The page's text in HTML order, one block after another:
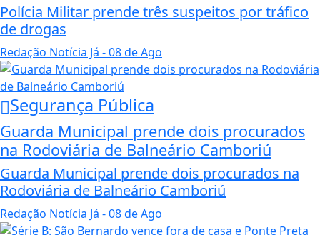
Polícia Militar prende três suspeitos por tráfico
de drogas
Redação Notícia Já - 08 de Ago
Segurança Pública
Guarda Municipal prende dois procurados
na Rodoviária de Balneário Camboriú
Guarda Municipal prende dois procurados na
Rodoviária de Balneário Camboriú
Redação Notícia Já - 08 de Ago